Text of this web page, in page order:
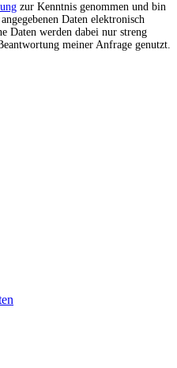
zur Kenntnis genommen und bin
Daten elektronisch
Daten werden dabei nur streng
meiner Anfrage genutzt.